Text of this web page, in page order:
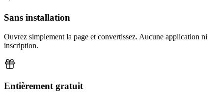
Sans installation
Ouvrez simplement la page et convertissez. Aucune application ni
inscription.
Entièrement gratuit